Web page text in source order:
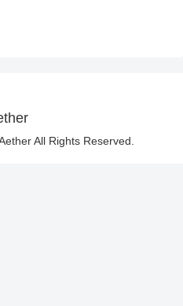
All Rights Reserved.